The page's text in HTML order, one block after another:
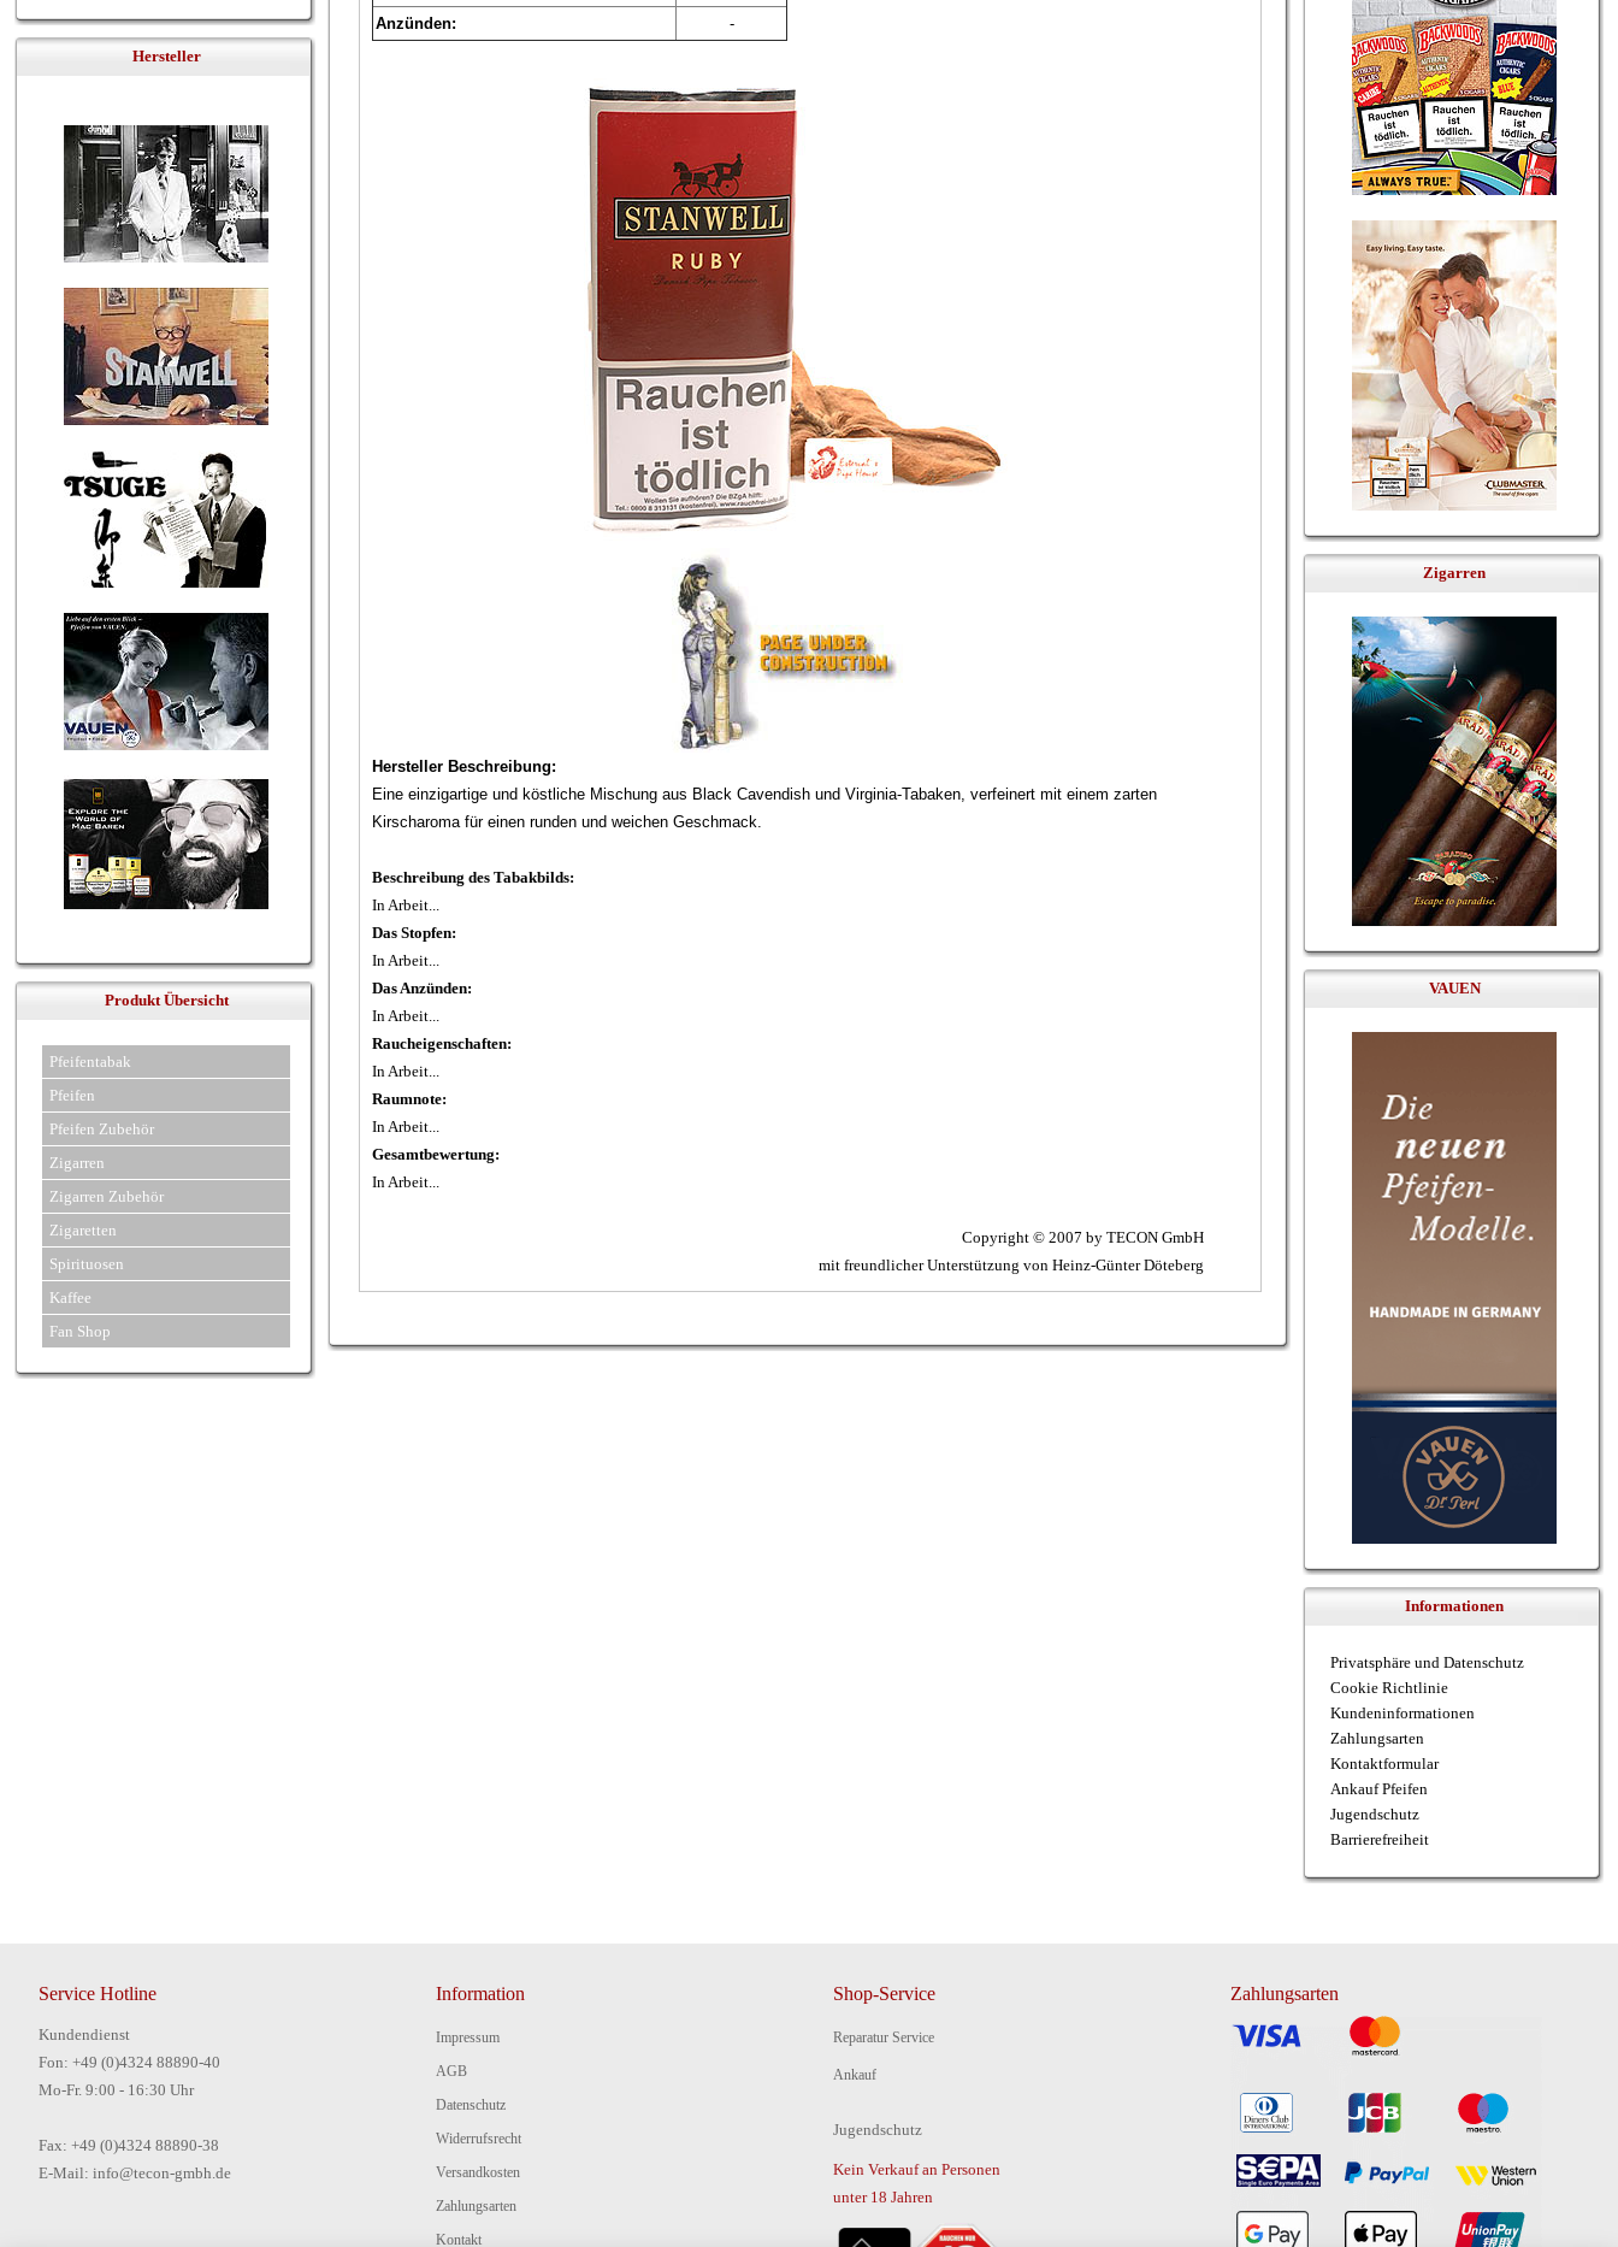
Hersteller
Produkt Übersicht
Pfeifentabak
Pfeifen
Pfeifen Zubehör
Zigarren
Zigarren Zubehör
Zigaretten
Spirituosen
Kaffee
Fan Shop
Anzünden:
-
Hersteller Beschreibung:
Eine einzigartige und köstliche Mischung aus Black Cavendish­ und Virginia­-Tabaken, verfeinert mit einem zarten
Kirscharoma für einen runden und weichen Geschmack.
Beschreibung des Tabakbilds:
In Arbeit...
Das Stopfen:
In Arbeit...
Das Anzünden:
In Arbeit...
Raucheigenschaften:
In Arbeit...
Raumnote:
In Arbeit...
Gesamtbewertung:
In Arbeit...
Copyright © 2007 by TECON GmbH
mit freundlicher Unterstützung von Heinz-Günter Döteberg
Zigarren
VAUEN
Informationen
Privatsphäre und Datenschutz
Cookie Richtlinie
Kundeninformationen
Zahlungsarten
Kontaktformular
Ankauf Pfeifen
Jugendschutz
Barrierefreiheit
Service Hotline
Kundendienst
Fon: +49 (0)4324 88890-40
Mo-Fr. 9:00 - 16:30 Uhr
Fax: +49 (0)4324 88890-38
E-Mail: info@tecon-gmbh.de
Information
Impressum
AGB
Datenschutz
Widerrufsrecht
Versandkosten
Zahlungsarten
Kontakt
Shop-Service
Reparatur Service
Ankauf
Jugendschutz
Kein Verkauf an Personen
unter 18 Jahren
Zahlungsarten